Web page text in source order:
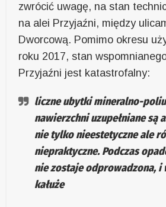
zwrócić uwagę, na stan
na alei Przyjaźni, między
Dworcową. Pomimo okresu
roku 2017, stan
Przyjaźni jest katastrofalny:
liczne ubytki mineralno-
nawierzchni uzupełniane są
nie tylko nieestetyczne ale
niepraktyczne. Podczas
nie zostaje odprowadzona, i
kałuże